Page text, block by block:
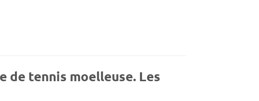
de tennis moelleuse. Les